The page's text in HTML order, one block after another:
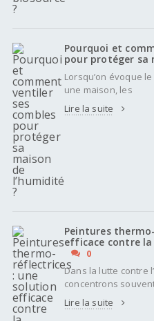
Pourquoi et
pour protéger sa
Lorsqu’on évoque
une maison, les
Lire la suite
Peintures
efficace contre
0
Dans la lutte contre
concentrons
Lire la suite